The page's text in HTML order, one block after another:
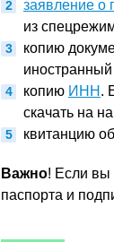
заявление о
из
копию
копию ИНН .
скачать на
квитанцию
Важно! Если вы
паспорта и